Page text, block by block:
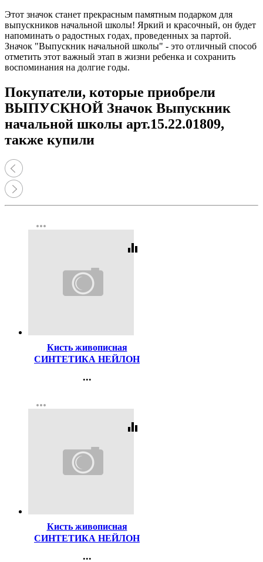
Этот значок станет прекрасным памятным подарком для
выпускников начальной школы! Яркий и красочный, он будет
напоминать о радостных годах, проведенных за партой.
Значок "Выпускник начальной школы" - это отличный способ
отметить этот важный этап в жизни ребенка и сохранить
воспоминания на долгие годы.
Покупатели, которые приобрели
ВЫПУСКНОЙ Значок Выпускник
начальной школы арт.15.22.01809,
также купили
more_horiz
equalizer
Кисть живописная
СИНТЕТИКА НЕЙЛОН
...
Регистрация
more_horiz
equalizer
Кисть живописная
СИНТЕТИКА НЕЙЛОН
...